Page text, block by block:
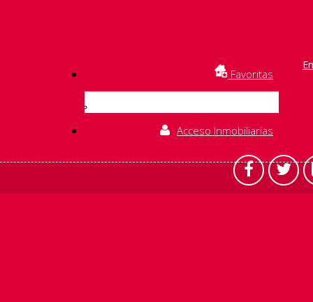
Favoritas
Acceso Inmobiliarias